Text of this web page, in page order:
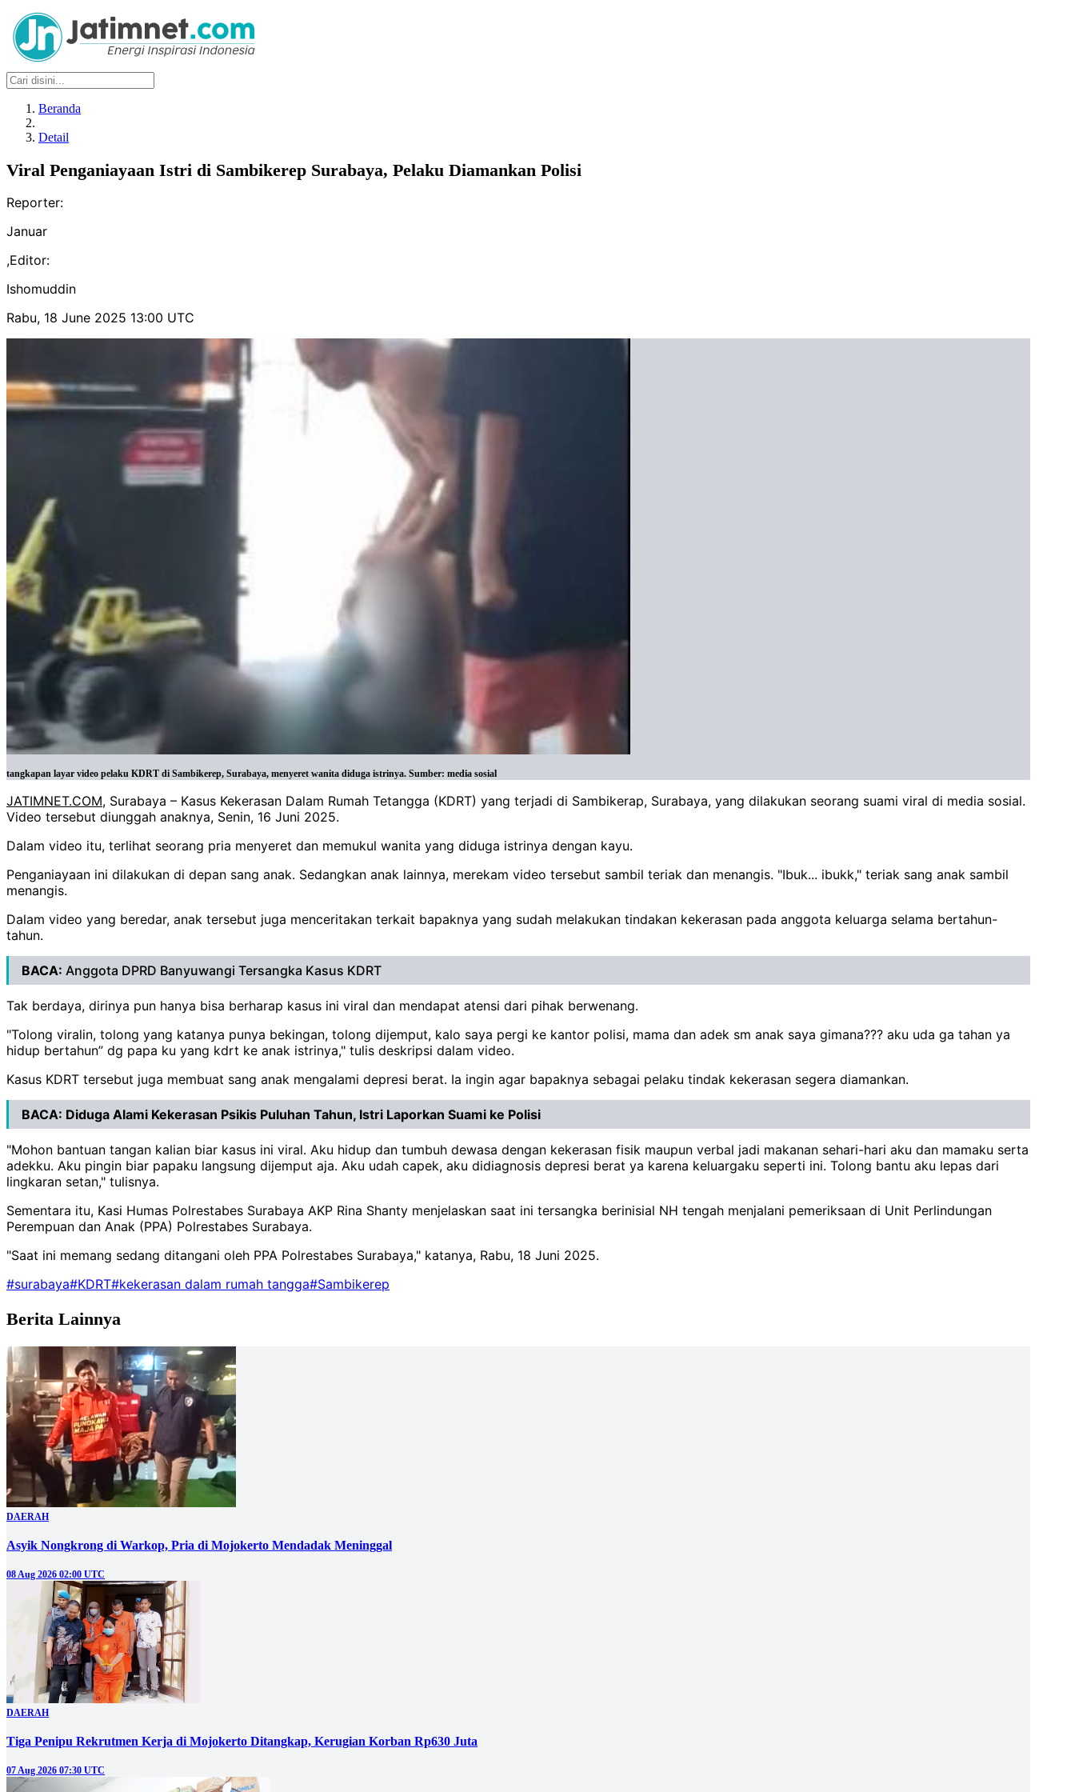
Beranda
Detail
Viral Penganiayaan Istri di Sambikerep Surabaya, Pelaku Diamankan Polisi
Reporter:
Januar
,Editor:
Ishomuddin
Rabu, 18 June 2025 13:00 UTC
tangkapan layar video pelaku KDRT di Sambikerep, Surabaya, menyeret wanita diduga istrinya. Sumber: media sosial
JATIMNET.COM, Surabaya – Kasus Kekerasan Dalam Rumah Tetangga (KDRT) yang terjadi di Sambikerap, Surabaya, yang dilakukan seorang suami viral di media sosial.
Video tersebut diunggah anaknya, Senin, 16 Juni 2025.
Dalam video itu, terlihat seorang pria menyeret dan memukul wanita yang diduga istrinya dengan kayu.
Penganiayaan ini dilakukan di depan sang anak. Sedangkan anak lainnya, merekam video tersebut sambil teriak dan menangis. "Ibuk... ibukk," teriak sang anak sambil
menangis.
Dalam video yang beredar, anak tersebut juga menceritakan terkait bapaknya yang sudah melakukan tindakan kekerasan pada anggota keluarga selama bertahun-
tahun.
BACA: Anggota DPRD Banyuwangi Tersangka Kasus KDRT
Tak berdaya, dirinya pun hanya bisa berharap kasus ini viral dan mendapat atensi dari pihak berwenang.
"Tolong viralin, tolong yang katanya punya bekingan, tolong dijemput, kalo saya pergi ke kantor polisi, mama dan adek sm anak saya gimana??? aku uda ga tahan ya
hidup bertahun” dg papa ku yang kdrt ke anak istrinya," tulis deskripsi dalam video.
Kasus KDRT tersebut juga membuat sang anak mengalami depresi berat. Ia ingin agar bapaknya sebagai pelaku tindak kekerasan segera diamankan.
BACA: Diduga Alami Kekerasan Psikis Puluhan Tahun, Istri Laporkan Suami ke Polisi
"Mohon bantuan tangan kalian biar kasus ini viral. Aku hidup dan tumbuh dewasa dengan kekerasan fisik maupun verbal jadi makanan sehari-hari aku dan mamaku serta
adekku. Aku pingin biar papaku langsung dijemput aja. Aku udah capek, aku didiagnosis depresi berat ya karena keluargaku seperti ini. Tolong bantu aku lepas dari
lingkaran setan," tulisnya.
Sementara itu, Kasi Humas Polrestabes Surabaya AKP Rina Shanty menjelaskan saat ini tersangka berinisial NH tengah menjalani pemeriksaan di Unit Perlindungan
Perempuan dan Anak (PPA) Polrestabes Surabaya.
"Saat ini memang sedang ditangani oleh PPA Polrestabes Surabaya," katanya, Rabu, 18 Juni 2025.
#surabaya#KDRT#kekerasan dalam rumah tangga#Sambikerep
Berita Lainnya
DAERAH
Asyik Nongkrong di Warkop, Pria di Mojokerto Mendadak Meninggal
08 Aug 2026 02:00 UTC
DAERAH
Tiga Penipu Rekrutmen Kerja di Mojokerto Ditangkap, Kerugian Korban Rp630 Juta
07 Aug 2026 07:30 UTC